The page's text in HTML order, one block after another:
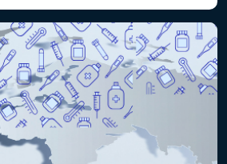
internacionais. – Estudo de